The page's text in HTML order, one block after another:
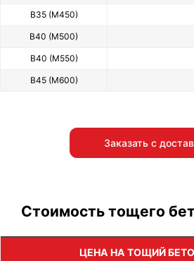
В35 (М450)
В40 (М500)
В40 (М550)
В45 (М600)
Заказать с
Стоимость тощего
ЦЕНА НА ТОЩИЙ